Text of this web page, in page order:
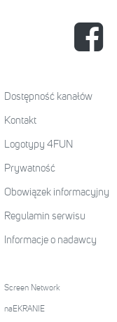
Dostępność kanałów
Kontakt
Logotypy 4FUN
Prywatność
Obowiązek informacyjny
Regulamin serwisu
Informacje o nadawcy
Screen Network
naEKRANIE